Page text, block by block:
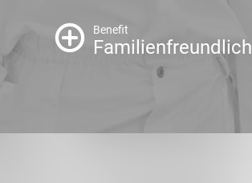
Benefit
Familienfreundlich